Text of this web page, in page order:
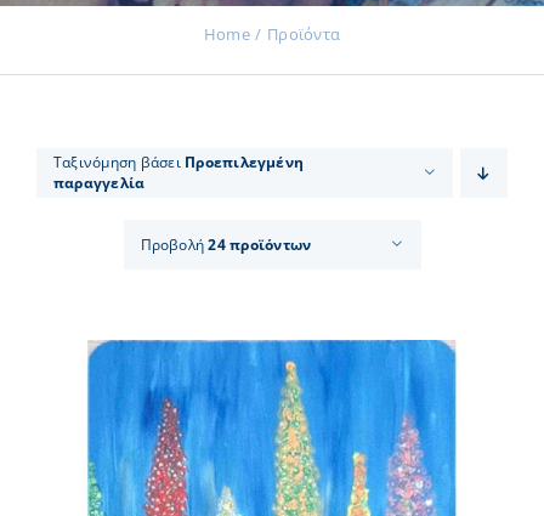
Νέα
Επικοινωνία
Εισφορές
Home Προϊόντα
Ταξινόμηση βάσει Προεπιλεγμένη
παραγγελία
Προβολή24 προϊόντων